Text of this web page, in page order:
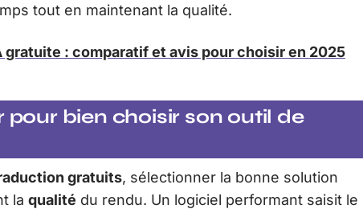
tout en maintenant la qualité.
gratuite : comparatif et avis pour choisir en 2025
pour bien choisir son outil de
gratuits, sélectionner la bonne solution
la qualité du rendu. Un logiciel performant saisit le